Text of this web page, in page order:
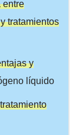
entre
tratamientos
y
líquido